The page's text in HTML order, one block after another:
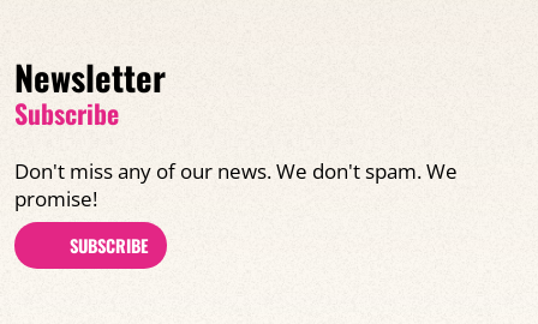
Newsletter
Subscribe
Don't miss any of our news. We don't spam. We
promise!
SUBSCRIBE